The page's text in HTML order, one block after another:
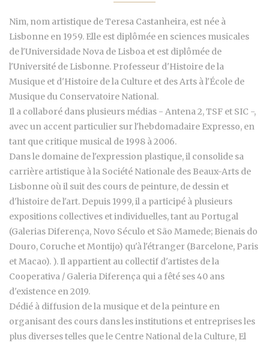
Nim, nom artistique de Teresa Castanheira, est née à
Lisbonne en 1959. Elle est diplômée en sciences musicales
de l'Universidade Nova de Lisboa et est diplômée de
l'Université de Lisbonne. Professeur d'Histoire de la
Musique et d'Histoire de la Culture et des Arts à l'École de
Musique du Conservatoire National.
Il a collaboré dans plusieurs médias - Antena 2, TSF et SIC -,
avec un accent particulier sur l'hebdomadaire Expresso, en
tant que critique musical de 1998 à 2006.
Dans le domaine de l'expression plastique, il consolide sa
carrière artistique à la Société Nationale des Beaux-Arts de
Lisbonne où il suit des cours de peinture, de dessin et
d'histoire de l'art. Depuis 1999, il a participé à plusieurs
expositions collectives et individuelles, tant au Portugal
(Galerias Diferença, Novo Século et São Mamede; Bienais do
Douro, Coruche et Montijo) qu'à l'étranger (Barcelone, Paris
et Macao). ). Il appartient au collectif d'artistes de la
Cooperativa / Galeria Diferença qui a fêté ses 40 ans
d'existence en 2019.
Dédié à diffusion de la musique et de la peinture en
organisant des cours dans les institutions et entreprises les
plus diverses telles que le Centre National de la Culture, El